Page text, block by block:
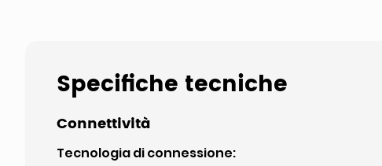
Specifiche tecniche
Connettività
Tecnologia di connessione: